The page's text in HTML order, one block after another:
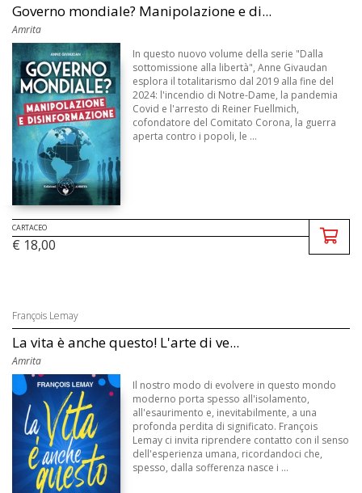
Governo mondiale? Manipolazione e di...
Amrita
In questo nuovo volume della serie "Dalla
sottomissione alla libertà", Anne Givaudan
esplora il totalitarismo dal 2019 alla fine del
2024: l'incendio di Notre-Dame, la pandemia
Covid e l'arresto di Reiner Fuellmich,
cofondatore del Comitato Corona, la guerra
aperta contro i popoli, le ...
CARTACEO
€ 18,00
François Lemay
La vita è anche questo! L'arte di ve...
Amrita
Il nostro modo di evolvere in questo mondo
moderno porta spesso all'isolamento,
all'esaurimento e, inevitabilmente, a una
profonda perdita di significato. François
Lemay ci invita riprendere contatto con il senso
dell'esperienza umana, ricordandoci che,
spesso, dalla sofferenza nasce i ...